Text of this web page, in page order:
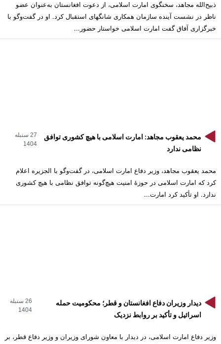
ذبیح‌الله مجاهد، سخنگوی امارت اسلامی، از دعوت افغانستان به‌عنوان عضو
ناظر در نشست آینده سازمان همکاری شانگهای استقبال کرد. او در گفت‌وگو با
خبرگزاری آفاق گفت امارت اسلامی خواستار حضور...
محمد یعقوب مجاهد: امارت اسلامی با هیچ کشوری توافق
نظامی ندارد
27 سنبله
1404
محمد یعقوب مجاهد، وزیر دفاع امارت اسلامی، در گفت‌وگو با الجزیره اعلام
کرد که امارت اسلامی در حوزهٔ امنیت هیچ‌گونه توافق نظامی با هیچ کشوری
ندارد. او تأکید کرد امارت...
دیدار وزیران دفاع افغانستان و قطر؛ محکومیت حمله
اسرائیل و تأکید بر روابط نزدیک
26 سنبله
1404
وزیر دفاع امارت اسلامی، در دیدار با معاون شورای وزیران و وزیر دفاع قطر، بر